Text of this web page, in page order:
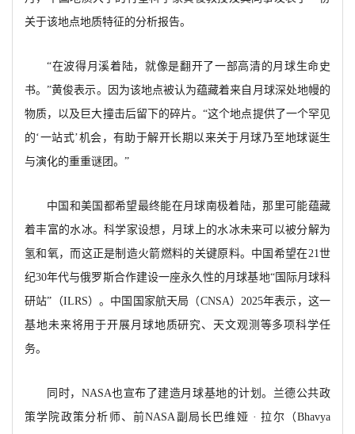
关于该地点地质特征的分析报告。
“在波得月溪着陆，就像是翻开了一部高清的月球生命史
书。”黄俊表示。因为该地点被认为蕴藏着来自月球深处地幔的
物质，以及巨大撞击后留下的碎片。“这个地点提供了一个罕见
的‘一站式’机会，有助于解开长期以来关于月球乃至地球诞生
与演化的重重谜团。”
中国和美国都希望最终能在月球南极着陆，那里可能蕴藏
着丰富的水冰。科学家设想，月球上的水冰未来可以被分解为
氢和氧，而这正是制造火箭燃料的关键原料。中国希望在21世
纪30年代与俄罗斯合作建设一座永久性的月球基地“国际月球科
研站”（ILRS）。中国国家航天局（CNSA）2025年表示，这一
基地未来将用于开展月球地质研究、天文观测等多项科学任
务。
同时， NASA也宣布了建造月球基地的计划。兰德公共政
策学院政策分析师、前NASA副局长巴维娅 · 拉尔（Bhavya